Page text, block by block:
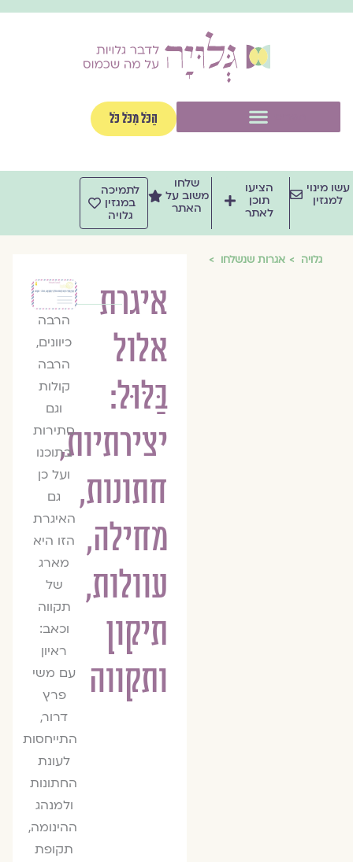
הַכֹּל מִכֹּל כֹּל
מינוי
למגזין
הציעו
תוכן
לאתר
שלחו
משוב על
האתר
לתמיכה
במגזין
גלויה
גלויה אגרות שנשלחו
איגרת
אלול
בַּלּוּל:
יצירתיות,
חתונות,
מחילה,
עוולות,
תיקון
ותקווה
הרבה
כיוונים,
הרבה
קולות
וגם
סתירות
בתוכנו
ועל כן
גם
האיגרת
הזו היא
מארג
של
תקווה
וכאב:
ראיון
עם משי
פרץ
דרור,
התייחסות
לעונת
החתונות
ולמנהג
ההינומה,
תקופת